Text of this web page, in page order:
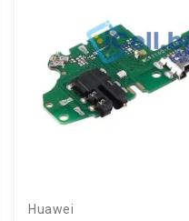
Huawei